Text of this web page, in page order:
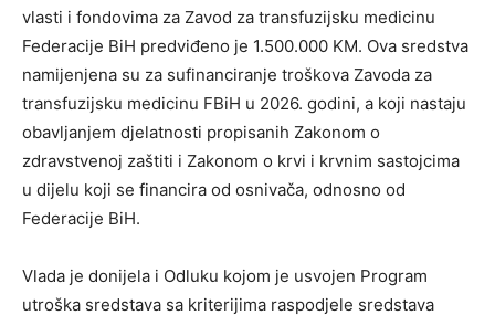
vlasti i fondovima za Zavod za transfuzijsku medicinu
Federacije BiH predviđeno je 1.500.000 KM. Ova sredstva
namijenjena su za sufinanciranje troškova Zavoda za
transfuzijsku medicinu FBiH u 2026. godini, a koji nastaju
obavljanjem djelatnosti propisanih Zakonom o
zdravstvenoj zaštiti i Zakonom o krvi i krvnim sastojcima
u dijelu koji se financira od osnivača, odnosno od
Federacije BiH.
Vlada je donijela i Odluku kojom je usvojen Program
utroška sredstava sa kriterijima raspodjele sredstava